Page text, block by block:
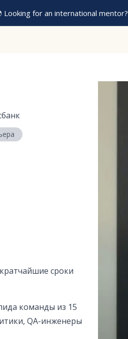
Looking for an international mentor?
сроки
команды из 15
QA-инженеры